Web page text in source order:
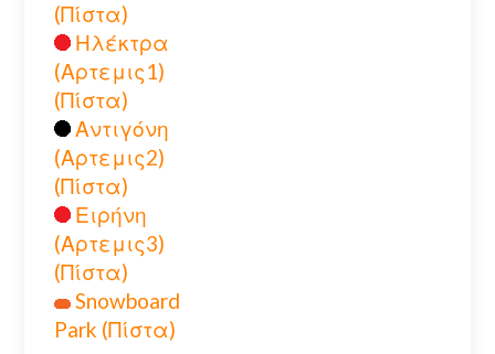
(Πίστα)
Ηλέκτρα
(Αρτεμις1)
(Πίστα)
Αντιγόνη
(Αρτεμις2)
(Πίστα)
Ειρήνη
(Αρτεμις3)
(Πίστα)
Snowboard
Park (Πίστα)